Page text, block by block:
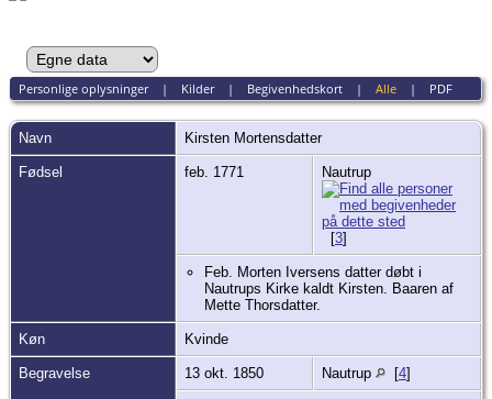
Personlige oplysninger| Kilder| Begivenhedskort| Alle| PDF
Navn Kirsten Mortensdatter
Fødsel feb. 1771 Nautrup
[3]
Feb. Morten Iversens datter døbt i
Nautrups Kirke kaldt Kirsten. Baaren af
Mette Thorsdatter.
Køn Kvinde
Begravelse 13 okt. 1850 Nautrup [4]